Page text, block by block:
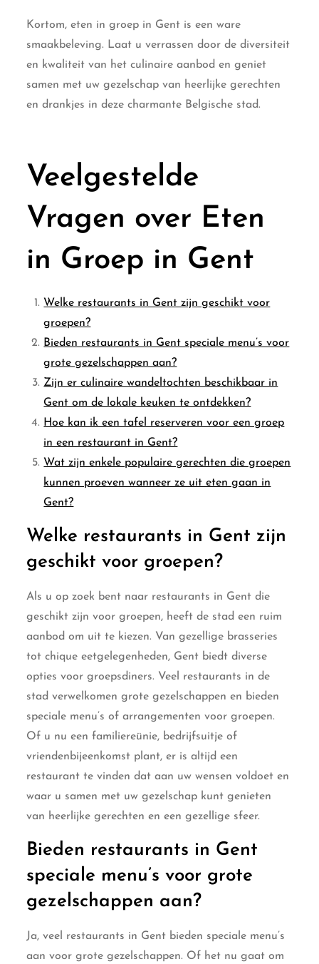
Kortom, eten in groep in Gent is een ware
smaakbeleving. Laat u verrassen door de diversiteit
en kwaliteit van het culinaire aanbod en geniet
samen met uw gezelschap van heerlijke gerechten
en drankjes in deze charmante Belgische stad.
Veelgestelde
Vragen over Eten
in Groep in Gent
Welke restaurants in Gent zijn geschikt voor
groepen?
Bieden restaurants in Gent speciale menu’s voor
grote gezelschappen aan?
Zijn er culinaire wandeltochten beschikbaar in
Gent om de lokale keuken te ontdekken?
Hoe kan ik een tafel reserveren voor een groep
in een restaurant in Gent?
Wat zijn enkele populaire gerechten die groepen
kunnen proeven wanneer ze uit eten gaan in
Gent?
Welke restaurants in Gent zijn
geschikt voor groepen?
Als u op zoek bent naar restaurants in Gent die
geschikt zijn voor groepen, heeft de stad een ruim
aanbod om uit te kiezen. Van gezellige brasseries
tot chique eetgelegenheden, Gent biedt diverse
opties voor groepsdiners. Veel restaurants in de
stad verwelkomen grote gezelschappen en bieden
speciale menu’s of arrangementen voor groepen.
Of u nu een familiereünie, bedrijfsuitje of
vriendenbijeenkomst plant, er is altijd een
restaurant te vinden dat aan uw wensen voldoet en
waar u samen met uw gezelschap kunt genieten
van heerlijke gerechten en een gezellige sfeer.
Bieden restaurants in Gent
speciale menu’s voor grote
gezelschappen aan?
Ja, veel restaurants in Gent bieden speciale menu’s
aan voor grote gezelschappen. Of het nu gaat om